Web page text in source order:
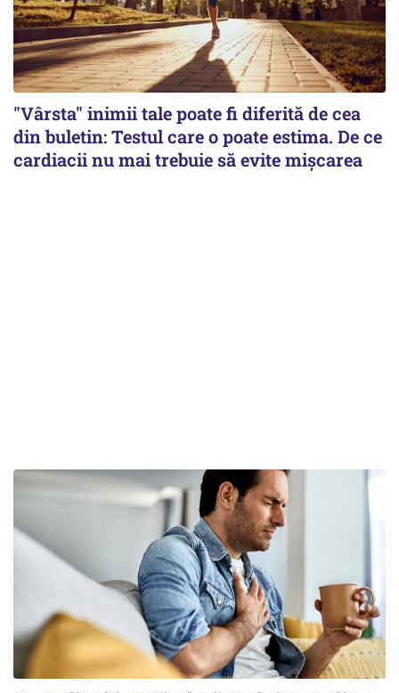
"Vârsta" inimii tale poate fi diferită de cea
din buletin: Testul care o poate estima. De ce
cardiacii nu mai trebuie să evite mișcarea